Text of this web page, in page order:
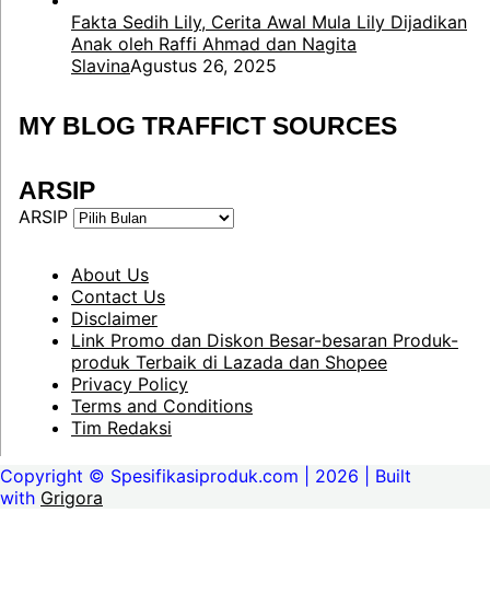
Fakta Sedih Lily, Cerita Awal Mula Lily Dijadikan
Anak oleh Raffi Ahmad dan Nagita
SlavinaAgustus 26, 2025
MY BLOG TRAFFICT SOURCES
ARSIP
ARSIP
About Us
Contact Us
Disclaimer
Link Promo dan Diskon Besar-besaran Produk-
produk Terbaik di Lazada dan Shopee
Privacy Policy
Terms and Conditions
Tim Redaksi
Copyright © Spesifikasiproduk.com | 2026 | Built
with Grigora